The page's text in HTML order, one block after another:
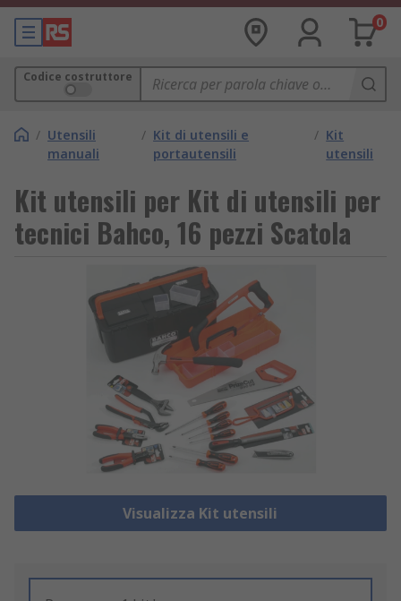
0
Codice costruttore
/ Utensili
manuali
/ Kit di utensili e
portautensili
/ Kit
utensili
Kit utensili per Kit di utensili per
tecnici Bahco, 16 pezzi Scatola
Visualizza Kit utensili